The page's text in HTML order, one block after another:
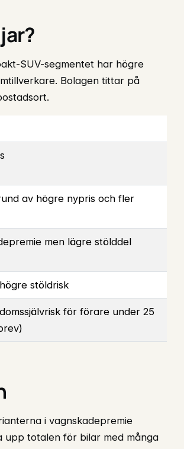
SUV-segmentet har högre
Bolagen tittar på
av högre nypris och fler
men lägre stölddel
stöldrisk
för förare under 25
i vagnskadepremie
upp totalen för bilar med många